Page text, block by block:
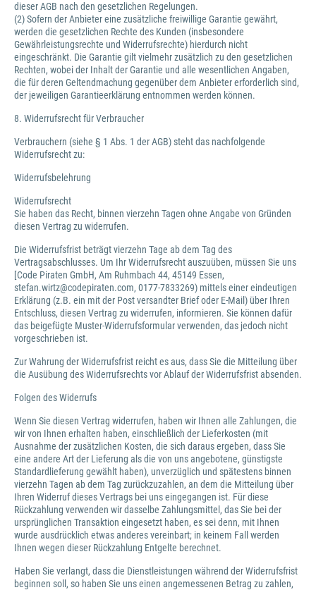
dieser AGB nach den gesetzlichen Regelungen.
(2) Sofern der Anbieter eine zusätzliche freiwillige Garantie gewährt,
werden die gesetzlichen Rechte des Kunden (insbesondere
Gewährleistungsrechte und Widerrufsrechte) hierdurch nicht
eingeschränkt. Die Garantie gilt vielmehr zusätzlich zu den gesetzlichen
Rechten, wobei der Inhalt der Garantie und alle wesentlichen Angaben,
die für deren Geltendmachung gegenüber dem Anbieter erforderlich sind,
der jeweiligen Garantieerklärung entnommen werden können.
8. Widerrufsrecht für Verbraucher
Verbrauchern (siehe § 1 Abs. 1 der AGB) steht das nachfolgende
Widerrufsrecht zu:
Widerrufsbelehrung
Widerrufsrecht
Sie haben das Recht, binnen vierzehn Tagen ohne Angabe von Gründen
diesen Vertrag zu widerrufen.
Die Widerrufsfrist beträgt vierzehn Tage ab dem Tag des
Vertragsabschlusses. Um Ihr Widerrufsrecht auszuüben, müssen Sie uns
[Code Piraten GmbH, Am Ruhmbach 44, 45149 Essen,
stefan.wirtz@codepiraten.com, 0177-7833269) mittels einer eindeutigen
Erklärung (z.B. ein mit der Post versandter Brief oder E-Mail) über Ihren
Entschluss, diesen Vertrag zu widerrufen, informieren. Sie können dafür
das beigefügte Muster-Widerrufsformular verwenden, das jedoch nicht
vorgeschrieben ist.
Zur Wahrung der Widerrufsfrist reicht es aus, dass Sie die Mitteilung über
die Ausübung des Widerrufsrechts vor Ablauf der Widerrufsfrist absenden.
Folgen des Widerrufs
Wenn Sie diesen Vertrag widerrufen, haben wir Ihnen alle Zahlungen, die
wir von Ihnen erhalten haben, einschließlich der Lieferkosten (mit
Ausnahme der zusätzlichen Kosten, die sich daraus ergeben, dass Sie
eine andere Art der Lieferung als die von uns angebotene, günstigste
Standardlieferung gewählt haben), unverzüglich und spätestens binnen
vierzehn Tagen ab dem Tag zurückzuzahlen, an dem die Mitteilung über
Ihren Widerruf dieses Vertrags bei uns eingegangen ist. Für diese
Rückzahlung verwenden wir dasselbe Zahlungsmittel, das Sie bei der
ursprünglichen Transaktion eingesetzt haben, es sei denn, mit Ihnen
wurde ausdrücklich etwas anderes vereinbart; in keinem Fall werden
Ihnen wegen dieser Rückzahlung Entgelte berechnet.
Haben Sie verlangt, dass die Dienstleistungen während der Widerrufsfrist
beginnen soll, so haben Sie uns einen angemessenen Betrag zu zahlen,